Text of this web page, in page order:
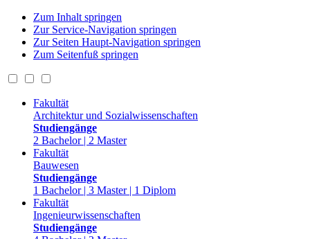
Zum Inhalt springen
Zur Service-Navigation springen
Zur Seiten Haupt-Navigation springen
Zum Seitenfuß springen
Fakultät
Architektur und Sozialwissenschaften
Studiengänge
2 Bachelor | 2 Master
Fakultät
Bauwesen
Studiengänge
1 Bachelor | 3 Master | 1 Diplom
Fakultät
Ingenieurwissenschaften
Studiengänge